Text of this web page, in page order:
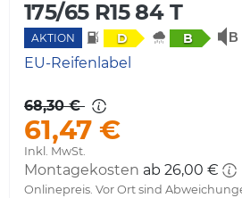
175/65 R15 84 T
AKTION D B
EU-Reifenlabel
68,30 €
61,47 €
Inkl. MwSt.
Montagekosten ab 26,00 €
Onlinepreis. Vor Ort sind